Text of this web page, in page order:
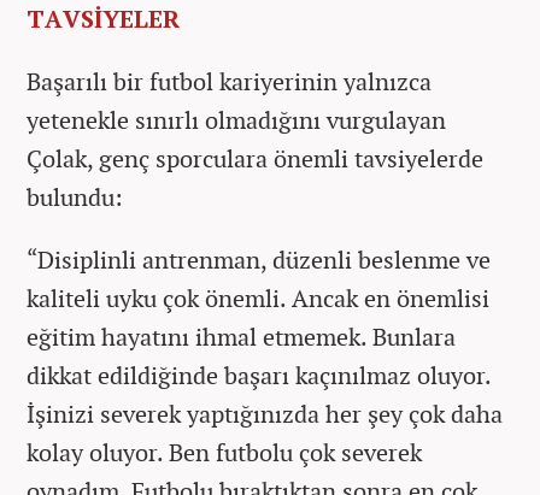
TAVSİYELER
Başarılı bir futbol kariyerinin yalnızca
yetenekle sınırlı olmadığını vurgulayan
Çolak, genç sporculara önemli tavsiyelerde
bulundu:
“Disiplinli antrenman, düzenli beslenme ve
kaliteli uyku çok önemli. Ancak en önemlisi
eğitim hayatını ihmal etmemek. Bunlara
dikkat edildiğinde başarı kaçınılmaz oluyor.
İşinizi severek yaptığınızda her şey çok daha
kolay oluyor. Ben futbolu çok severek